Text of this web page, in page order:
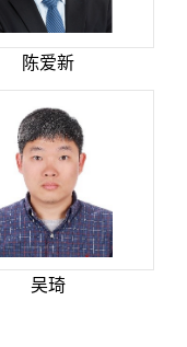
陈爱新
吴琦